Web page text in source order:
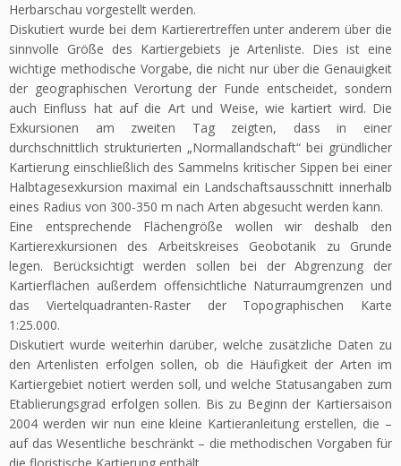
Herbarschau vorgestellt werden.
Diskutiert wurde bei dem Kartierertreffen unter anderem über die
sinnvolle Größe des Kartiergebiets je Artenliste. Dies ist eine
wichtige methodische Vorgabe, die nicht nur über die Genauigkeit
der geographischen Verortung der Funde entscheidet, sondern
auch Einfluss hat auf die Art und Weise, wie kartiert wird. Die
Exkursionen am zweiten Tag zeigten, dass in einer
durchschnittlich strukturierten „Normallandschaft“ bei gründlicher
Kartierung einschließlich des Sammelns kritischer Sippen bei einer
Halbtagesexkursion maximal ein Landschaftsausschnitt innerhalb
eines Radius von 300-350 m nach Arten abgesucht werden kann.
Eine entsprechende Flächengröße wollen wir deshalb den
Kartierexkursionen des Arbeitskreises Geobotanik zu Grunde
legen. Berücksichtigt werden sollen bei der Abgrenzung der
Kartierflächen außerdem offensichtliche Naturraumgrenzen und
das Viertelquadranten-Raster der Topographischen Karte
1:25.000.
Diskutiert wurde weiterhin darüber, welche zusätzliche Daten zu
den Artenlisten erfolgen sollen, ob die Häufigkeit der Arten im
Kartiergebiet notiert werden soll, und welche Statusangaben zum
Etablierungsgrad erfolgen sollen. Bis zu Beginn der Kartiersaison
2004 werden wir nun eine kleine Kartieranleitung erstellen, die –
auf das Wesentliche beschränkt – die methodischen Vorgaben für